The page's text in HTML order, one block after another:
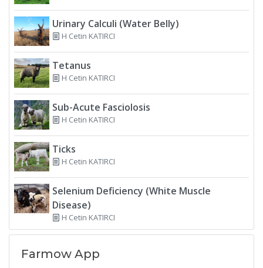
Urinary Calculi (Water Belly)
H Cetin KATIRCI
Tetanus
H Cetin KATIRCI
Sub-Acute Fasciolosis
H Cetin KATIRCI
Ticks
H Cetin KATIRCI
Selenium Deficiency (White Muscle
Disease)
H Cetin KATIRCI
Farmow App